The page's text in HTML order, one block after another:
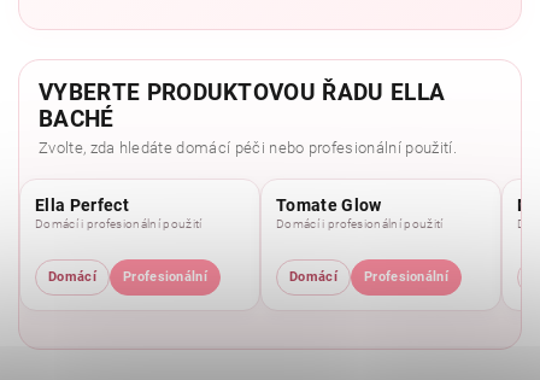
VYBERTE PRODUKTOVOU ŘADU ELLA
BACHÉ
Zvolte, zda hledáte domácí péči nebo profesionální použití.
Ella Perfect
Domácí i profesionální použití
Domácí Profesionální
Tomate Glow
Domácí i profesionální použití
Domácí Profesionální